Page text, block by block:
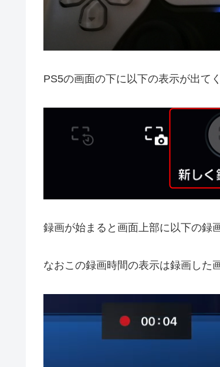
PS5の画面の下に以下の表示が出
録画が始まると画面上部に以下の録
なおこの録画時間の表示は録画した